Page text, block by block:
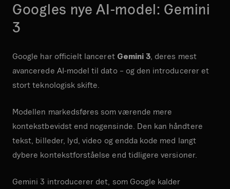
Googles nye AI-model: Gemini
3
Google har officielt lanceret Gemini 3 , deres mest
avancerede AI-model til dato – og den introducerer et
stort teknologisk skifte.
Modellen markedsføres som værende mere
kontekstbevidst end nogensinde. Den kan håndtere
tekst, billeder, lyd, video og endda kode med langt
dybere kontekstforståelse end tidligere versioner.
Gemini 3 introducerer det, som Google kalder